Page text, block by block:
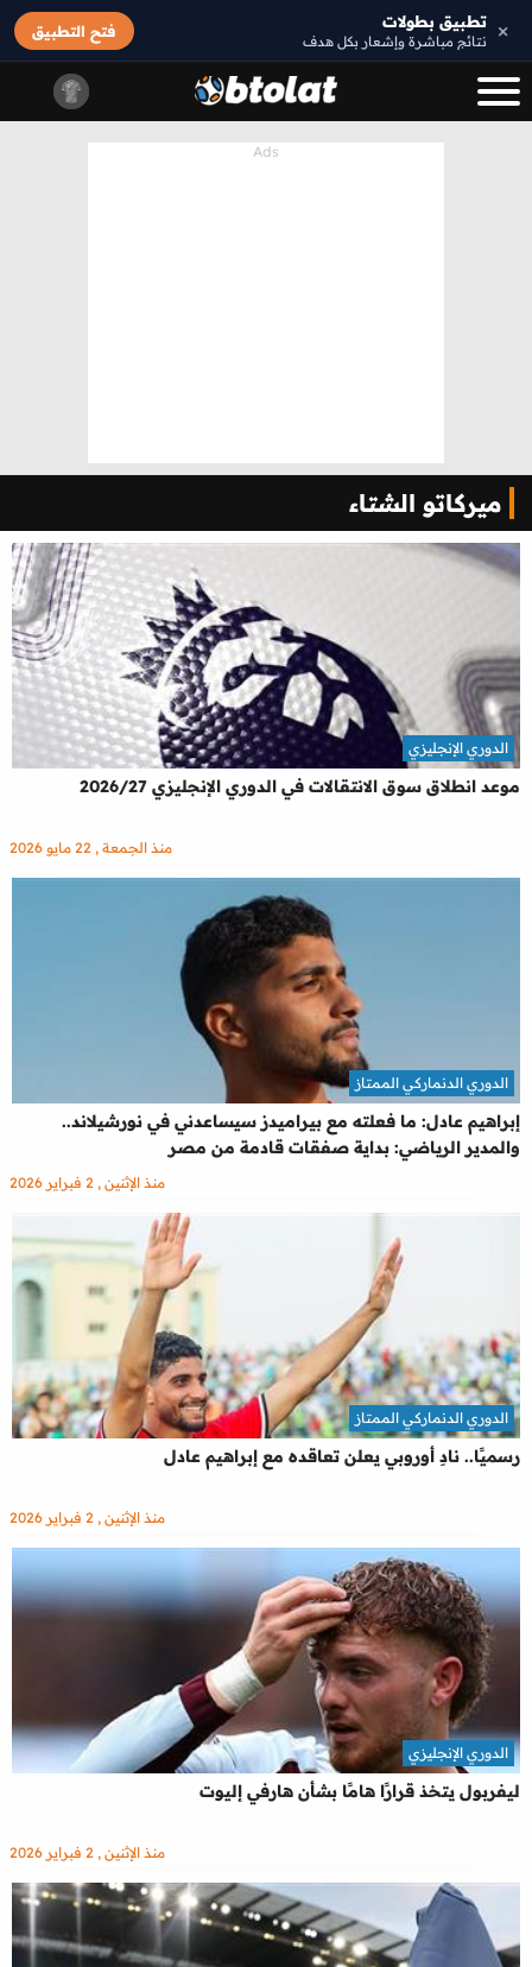
× تطبيق بطولات
نتائج مباشرة وإشعار بكل هدف
فتح التطبيق
ميركاتو الشتاء
موعد انطلاق سوق الانتقالات في الدوري الإنجليزي 2026/27
الدوري الإنجليزي
منذ الجمعة , 22 مايو 2026
إبراهيم عادل: ما فعلته مع بيراميدز سيساعدني في نورشيلاند..
والمدير الرياضي: بداية صفقات قادمة من مصر
الدوري الدنماركي الممتاز
منذ الإثنين , 2 فبراير 2026
رسميًا.. نادِ أوروبي يعلن تعاقده مع إبراهيم عادل
الدوري الدنماركي الممتاز
منذ الإثنين , 2 فبراير 2026
ليفربول يتخذ قرارًا هامًا بشأن هارفي إليوت
الدوري الإنجليزي
منذ الإثنين , 2 فبراير 2026